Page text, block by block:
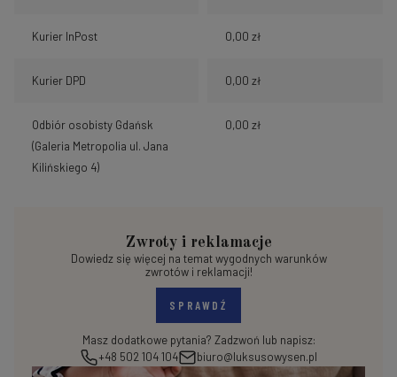
Kurier InPost 0,00 zł
Kurier DPD 0,00 zł
Odbiór osobisty Gdańsk
(Galeria Metropolia ul. Jana
Kilińskiego 4)
0,00 zł
Zwroty i reklamacje
Dowiedz się więcej na temat wygodnych warunków
zwrotów i reklamacji!
SPRAWDŹ
Masz dodatkowe pytania? Zadzwoń lub napisz:
+48 502 104 104
biuro@luksusowysen.pl